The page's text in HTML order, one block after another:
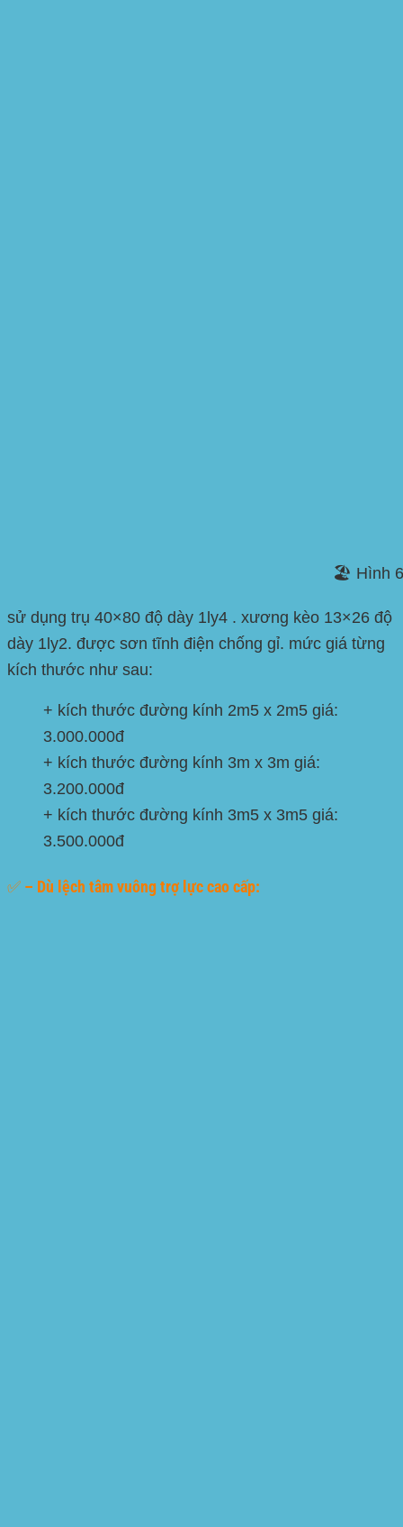
🏖️ Hình
sử dụng trụ 40×80 độ dày 1ly4 . xương kèo 13×26 độ
dày 1ly2. được sơn tĩnh điện chống gỉ. mức giá từng
kích thước như sau:
+ kích thước đường kính 2m5 x 2m5 giá:
3.000.000đ
+ kích thước đường kính 3m x 3m giá:
3.200.000đ
+ kích thước đường kính 3m5 x 3m5 giá:
3.500.000đ
✅ – Dù lệch tâm vuông trợ lực cao cấp: